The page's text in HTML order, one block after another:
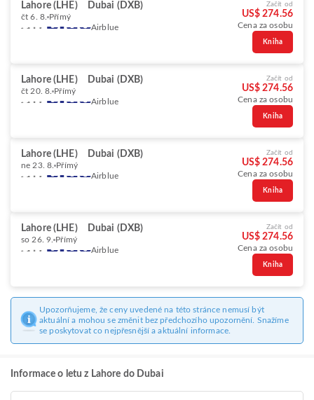
Lahore (LHE) Dubai (DXB)
čt 6. 8. Přímý
Airblue
Začít od
US$ 274.56
Cena za osobu
Kniha
Lahore (LHE) Dubai (DXB)
čt 20. 8. Přímý
Airblue
Začít od
US$ 274.56
Cena za osobu
Kniha
Lahore (LHE) Dubai (DXB)
ne 23. 8. Přímý
Airblue
Začít od
US$ 274.56
Cena za osobu
Kniha
Lahore (LHE) Dubai (DXB)
so 26. 9. Přímý
Airblue
Začít od
US$ 274.56
Cena za osobu
Kniha
Upozorňujeme, že ceny uvedené na této stránce nemusí být
aktuální a mohou se změnit bez předchozího upozornění. Snažíme
se poskytovat co nejpřesnější a aktuální informace.
Informace o letu z Lahore do Dubai